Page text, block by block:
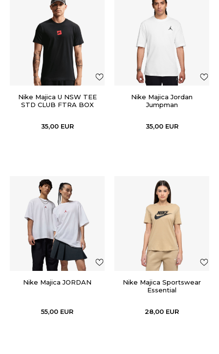
Nike Majica U NSW TEE
STD CLUB FTRA BOX
35,00 EUR
Nike Majica Jordan
Jumpman
35,00 EUR
Nike Majica JORDAN
55,00 EUR
Nike Majica Sportswear
Essential
28,00 EUR